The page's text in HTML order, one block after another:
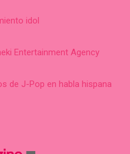
idol
Entertainment Agency
de J-Pop en habla hispana